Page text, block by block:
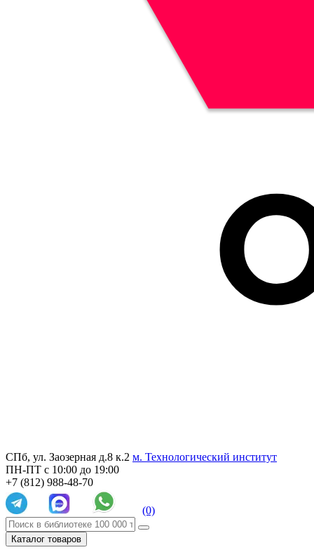
СПб, ул. Заозерная д.8 к.2 м. Технологический институт
ПН-ПТ с 10:00 до 19:00
+7 (812) 988-48-70
(0)
Каталог товаров